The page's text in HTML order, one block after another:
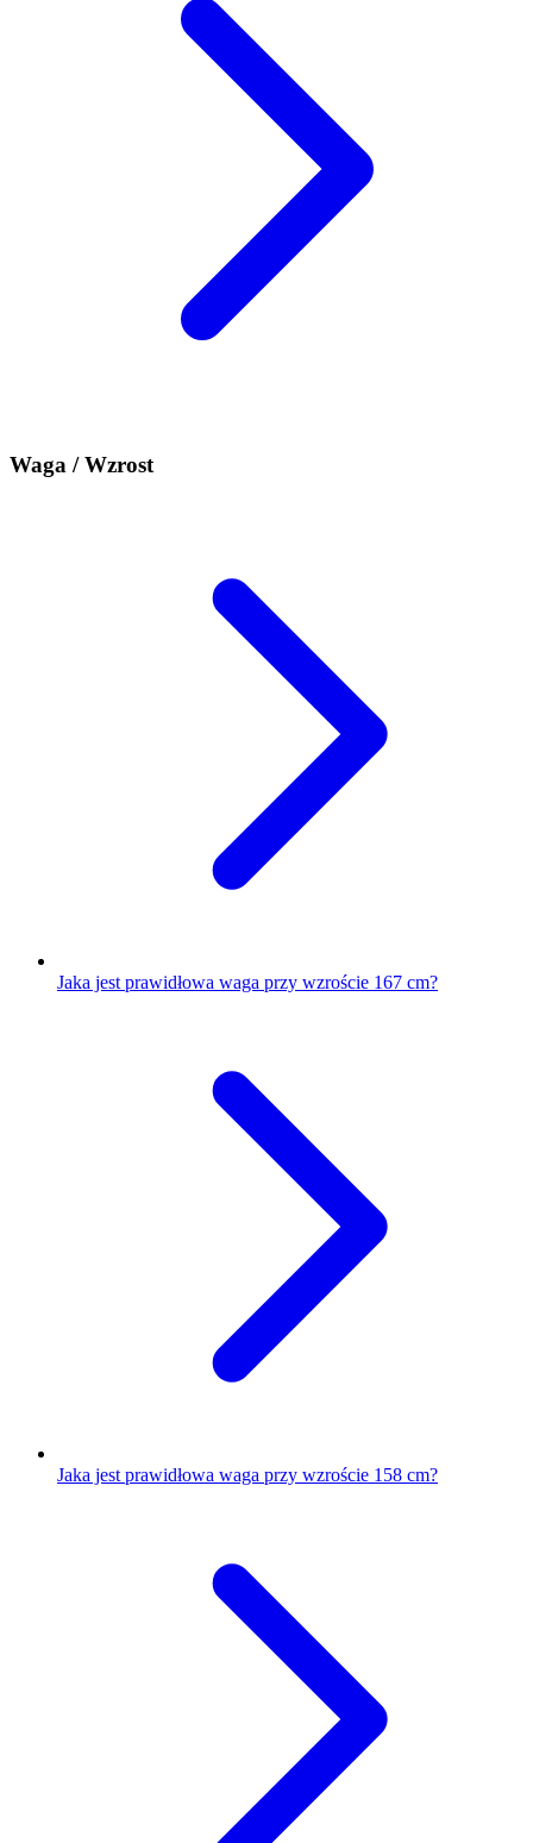
Waga / Wzrost
Jaka jest prawidłowa waga przy wzroście 167 cm?
Jaka jest prawidłowa waga przy wzroście 158 cm?